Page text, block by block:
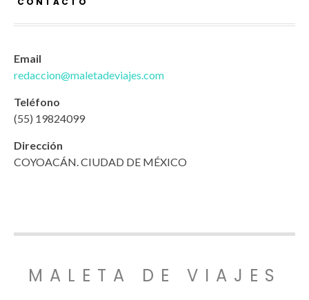
Email
redaccion@maletadeviajes.com
Teléfono
(55) 19824099
Dirección
COYOACÁN. CIUDAD DE MÉXICO
MALETA DE VIAJES